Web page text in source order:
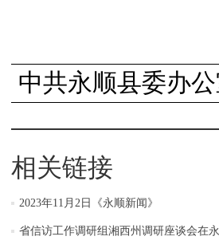
中共永顺县委办
相关链接
2023年11月2日《永顺新闻》
省信访工作调研组湘西州调研座谈会在